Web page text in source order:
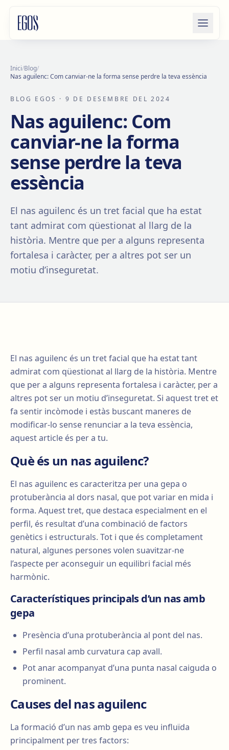
Inici/Blog/
Nas aguilenc: Com canviar-ne la forma sense perdre la teva essència
BLOG EGOS · 9 DE DESEMBRE DEL 2024
Nas aguilenc: Com
canviar-ne la forma
sense perdre la teva
essència
El nas aguilenc és un tret facial que ha estat
tant admirat com qüestionat al llarg de la
història. Mentre que per a alguns representa
fortalesa i caràcter, per a altres pot ser un
motiu d’inseguretat.
El nas aguilenc és un tret facial que ha estat tant
admirat com qüestionat al llarg de la història. Mentre
que per a alguns representa fortalesa i caràcter, per a
altres pot ser un motiu d’inseguretat. Si aquest tret et
fa sentir incòmode i estàs buscant maneres de
modificar-lo sense renunciar a la teva essència,
aquest article és per a tu.
Què és un nas aguilenc?
El nas aguilenc es caracteritza per una gepa o
protuberància al dors nasal, que pot variar en mida i
forma. Aquest tret, que destaca especialment en el
perfil, és resultat d’una combinació de factors
genètics i estructurals. Tot i que és completament
natural, algunes persones volen suavitzar-ne
l’aspecte per aconseguir un equilibri facial més
harmònic.
Característiques principals d’un nas amb
gepa
Presència d’una protuberància al pont del nas.
Perfil nasal amb curvatura cap avall.
Pot anar acompanyat d’una punta nasal caiguda o
prominent.
Causes del nas aguilenc
La formació d’un nas amb gepa es veu influïda
principalment per tres factors: